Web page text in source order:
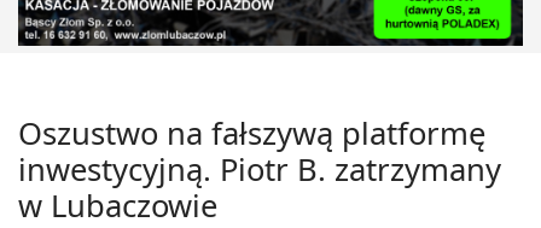
Oszustwo na fałszywą platformę
inwestycyjną. Piotr B. zatrzymany
w Lubaczowie